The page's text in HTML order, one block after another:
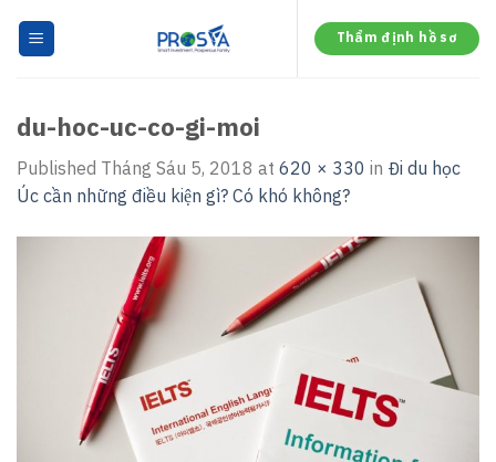
Thẩm định hồ sơ
du-hoc-uc-co-gi-moi
Published Tháng Sáu 5, 2018 at 620 × 330 in Đi du học
Úc cần những điều kiện gì? Có khó không?